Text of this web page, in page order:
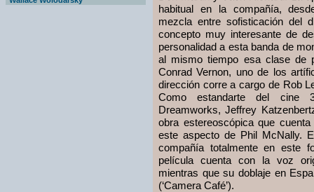
habitual en la compañía,
mezcla entre sofisticación del
concepto muy interesante de
personalidad a esta banda de
al mismo tiempo esa clase de
Conrad Vernon, uno de los
dirección corre a cargo de Rob
Como estandarte del cine
Dreamworks, Jeffrey
obra estereoscópica que
este aspecto de Phil McNally.
compañía totalmente en este
película cuenta con la voz
mientras que su doblaje en
(‘Camera Café’).